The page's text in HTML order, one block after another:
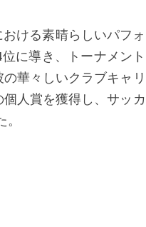
ける素晴らしいパフォ
に導き、トーナメント
華々しいクラブキャリ
人賞を獲得し、サッカ